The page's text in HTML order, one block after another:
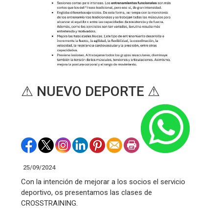
⚠ NUEVO DEPORTE ⚠
25/09/2024
Con la intención de mejorar a los socios el servicio
deportivo, os presentamos las clases de
CROSSTRAINING.